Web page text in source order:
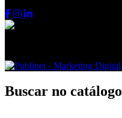
Buscar no catálogo